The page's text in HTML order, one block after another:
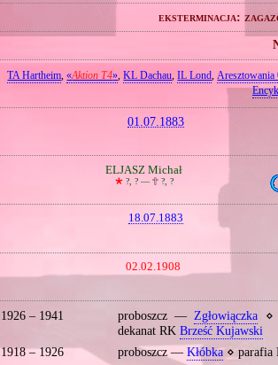
eksterminacja:
TA Hartheim,«Aktion T4»,KL Dachau,IL Lond,
01.07.1883
ELJASZ Michał
🞲 ?, ? — 🕆?, ?
18.07.1883
02.02.1908
1926 – 1941 proboszcz — Zgłowiączka ⋄
dekanat RK Brześć Kujawski
1918 – 1926
proboszcz — Kłóbka⋄ parafia